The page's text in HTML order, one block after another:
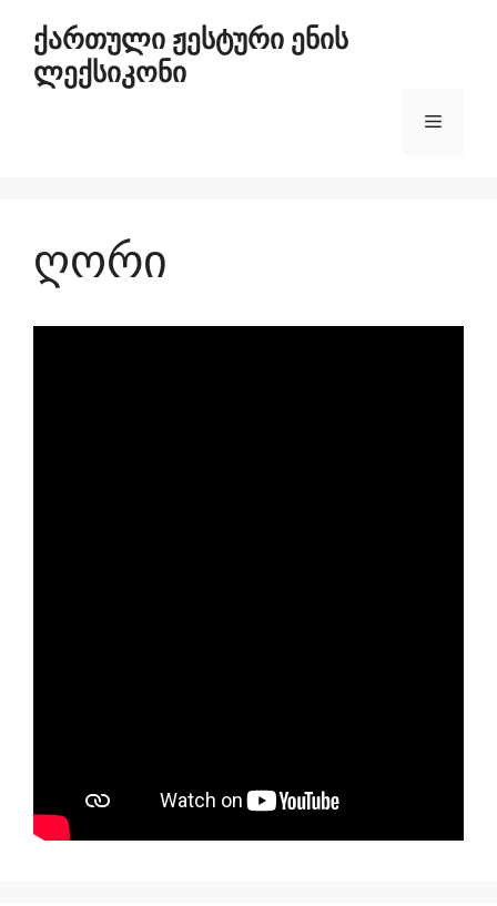
ქართული ჟესტური ენის
ლექსიკონი
ღორი